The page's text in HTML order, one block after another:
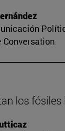
Conversation
los